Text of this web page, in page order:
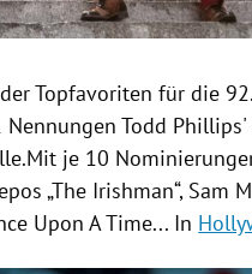
Topfavoriten für die 92.
NennungenTodd Phillips'
je 10
„The Irishman“, Sam
Upon A Time... In